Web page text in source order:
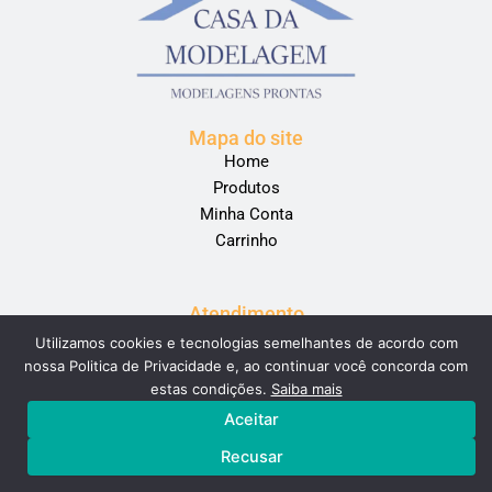
Mapa do site
Home
Produtos
Minha Conta
Carrinho
Atendimento
2291-1799
Rua Almirante Barroso 436 - Brás
I
n
s
t
Utilizamos cookies e tecnologias semelhantes de acordo com
nossa Politica de Privacidade e, ao continuar você concorda com
estas condições. Saiba mais
Aceitar
Recusar